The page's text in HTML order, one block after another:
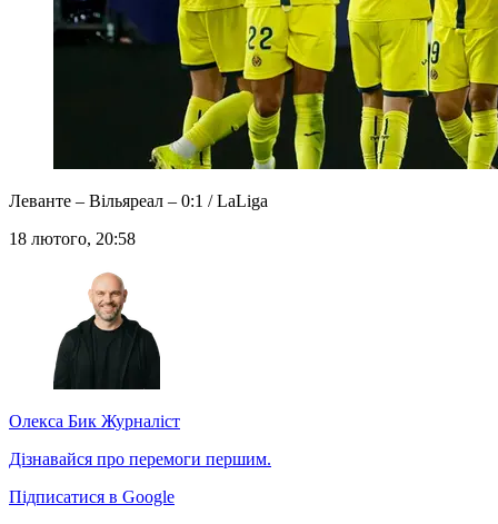
Леванте – Вільяреал – 0:1 / LaLiga
18 лютого, 20:58
Олекса Бик Журналіст
Дізнавайся про перемоги першим.
Підписатися в Google